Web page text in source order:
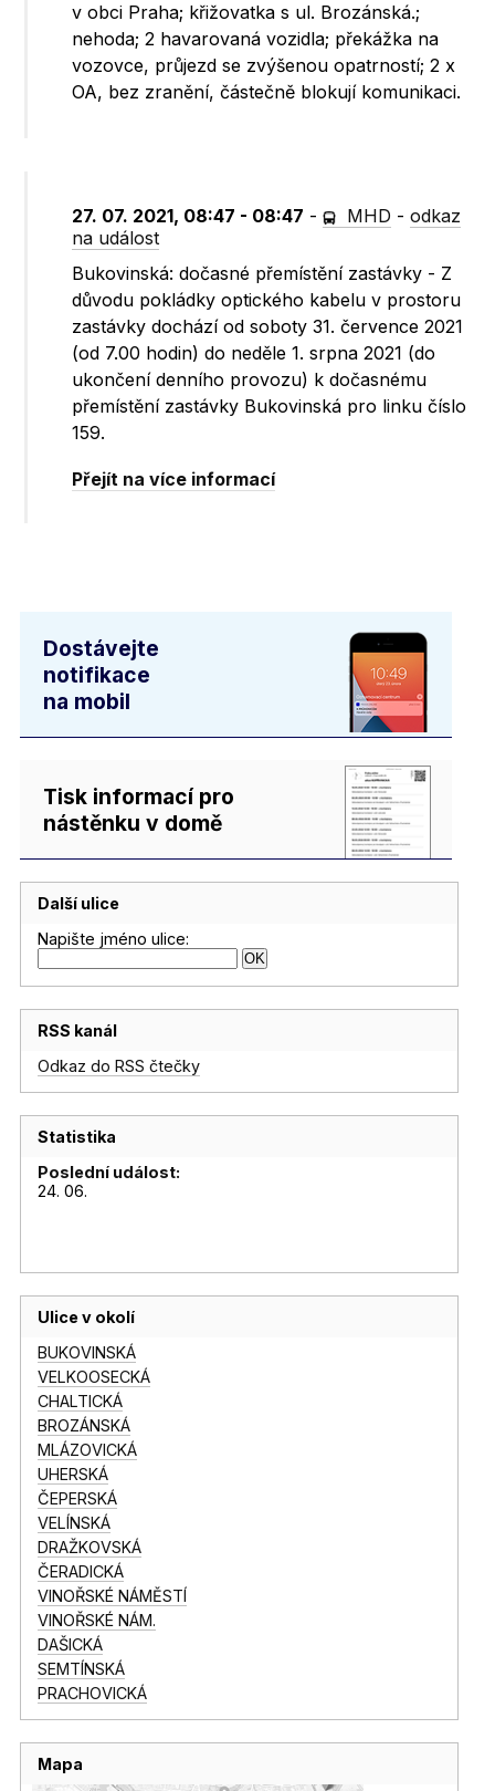
v obci Praha; křižovatka s ul. Brozánská.;
nehoda; 2 havarovaná vozidla; překážka na
vozovce, průjezd se zvýšenou opatrností; 2 x
OA, bez zranění, částečně blokují komunikaci.
27. 07. 2021, 08:47 - 08:47 - MHD -odkaz
na událost
Bukovinská: dočasné přemístění zastávky - Z
důvodu pokládky optického kabelu v prostoru
zastávky dochází od soboty 31. července 2021
(od 7.00 hodin) do neděle 1. srpna 2021 (do
ukončení denního provozu) k dočasnému
přemístění zastávky Bukovinská pro linku číslo
159.
Přejít na více informací
Dostávejte
notifikace
na mobil
Tisk informací pro
nástěnku v domě
Další ulice
Napište jméno ulice:
RSS kanál
Odkaz do RSS čtečky
Statistika
Poslední událost:
24. 06.
Ulice v okolí
BUKOVINSKÁ
VELKOOSECKÁ
CHALTICKÁ
BROZÁNSKÁ
MLÁZOVICKÁ
UHERSKÁ
ČEPERSKÁ
VELÍNSKÁ
DRAŽKOVSKÁ
ČERADICKÁ
VINOŘSKÉ NÁMĚSTÍ
VINOŘSKÉ NÁM.
DAŠICKÁ
SEMTÍNSKÁ
PRACHOVICKÁ
Mapa